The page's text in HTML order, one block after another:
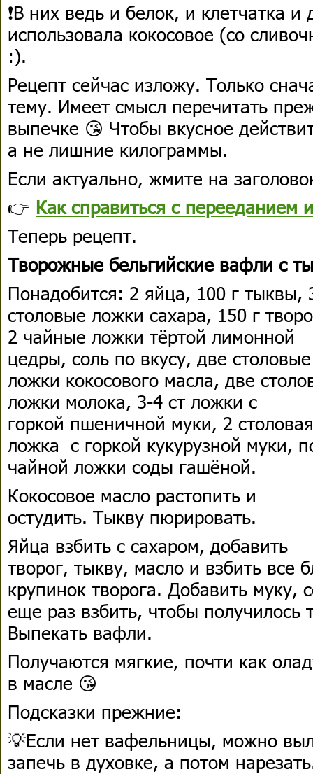
❗В них ведь и белок, и клетчатка
использовала кокосовое (со
:).
Рецепт сейчас изложу. Только
тему. Имеет смысл перечитать
выпечке 😘 Чтобы вкусное
а не лишние килограммы.
Если актуально, жмите на
👉 Как справиться с перееданием
Теперь рецепт.
Творожные бельгийские вафли с
Понадобится: 2 яйца, 100 г тыквы,
столовые ложки сахара, 150 г
2 чайные ложки тёртой лимонной
цедры, соль по вкусу, две столовые
ложки кокосового масла, две
ложки молока, 3-4 ст ложки с
горкой пшеничной муки, 2 столовая
ложка с горкой кукурузной муки,
чайной ложки соды гашёной.
Кокосовое масло растопить и
остудить. Тыкву пюрировать.
Яйца взбить с сахаром, добавить
творог, тыкву, масло и взбить все
крупинок творога. Добавить муку,
еще раз взбить, чтобы получилось
Выпекать вафли.
Получаются мягкие, почти как
в масле 😘
Подсказки прежние:
💡Если нет вафельницы, можно
запечь в духовке, а потом